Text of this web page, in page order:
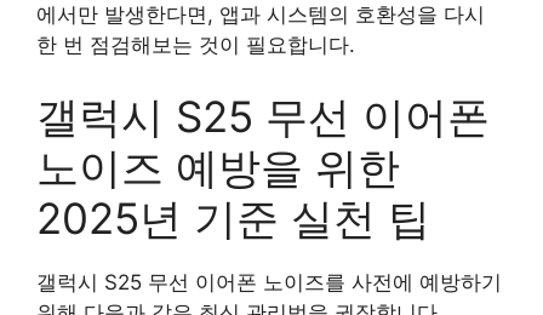
에서만 발생한다면, 앱과 시스템의 호환성을 다시
한 번 점검해보는 것이 필요합니다.
갤럭시 S25 무선 이어폰
노이즈 예방을 위한
2025년 기준 실천 팁
갤럭시 S25 무선 이어폰 노이즈를 사전에 예방하기